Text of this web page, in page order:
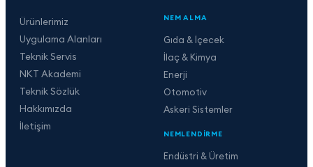
Ürünlerimiz
Uygulama Alanları
Teknik Servis
NKT Akademi
Teknik Sözlük
Hakkımızda
İletişim
NEM ALMA
Gıda & İçecek
İlaç & Kimya
Enerji
Otomotiv
Askeri Sistemler
NEMLENDIRME
Endüstri & Üretim